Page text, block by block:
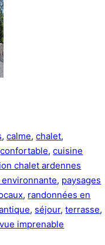
, calme, chalet
confortable, cuisine
chalet ardennes
, paysages
, randonnées en
, séjour, terrasse
vue imprenable